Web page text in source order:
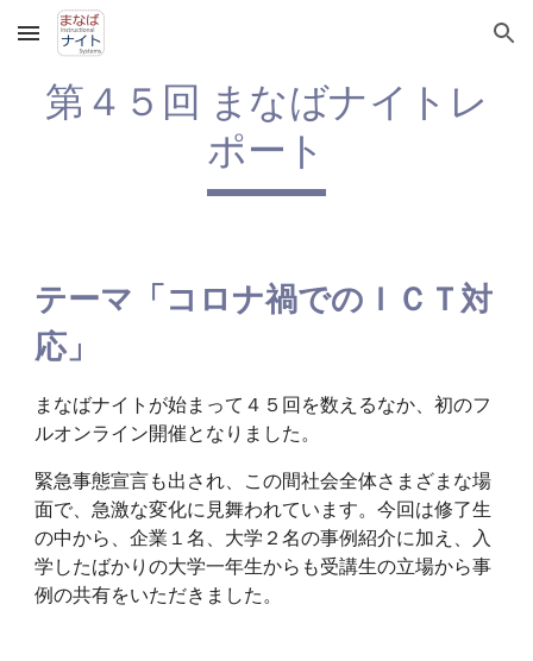
Skip to main content Skip to navigation
第４５回 まなばナイトレ
ポート
テーマ「コロナ禍でのＩＣＴ対
応」
まなばナイトが始まって４５回を数えるなか、初のフ
ルオンライン開催となりました。
緊急事態宣言も出され、この間社会全体さまざまな場
面で、急激な変化に見舞われています。今回は修了生
の中から、企業１名、大学２名の事例紹介に加え、入
学したばかりの大学一年生からも受講生の立場から事
例の共有をいただきました。